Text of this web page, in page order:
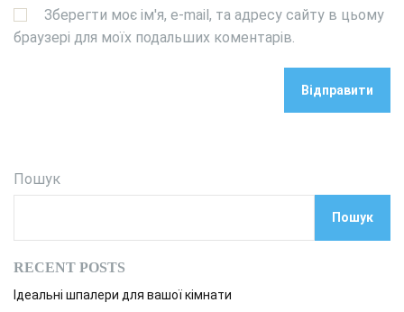
Зберегти моє ім'я, e-mail, та адресу сайту в цьому
браузері для моїх подальших коментарів.
Пошук
Пошук
RECENT POSTS
Ідеальні шпалери для вашої кімнати